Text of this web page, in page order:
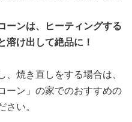
ーンは、ヒーティングする
溶け出して絶品に！
焼き直しをする場合は、
ーン」の家でのおすすめの
い。